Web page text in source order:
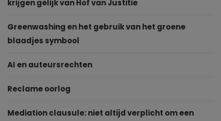
krijgen gelijk van Hof van Justitie
Greenwashing en het gebruik van het groene
blaadjes symbool
AI en auteursrechten
Reclame oorlog
Mediation clausule: niet altijd verplicht om een